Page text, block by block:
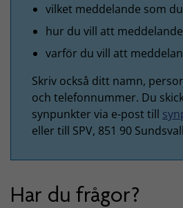
vilket meddelande som
hur du vill att
varför du vill att
Skriv också ditt namn,
och telefonnummer. Du
synpunkter via e-post till
eller till SPV, 851 90
Har du frågor?